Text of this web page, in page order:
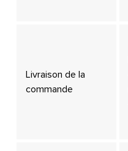
Livraison de la
commande